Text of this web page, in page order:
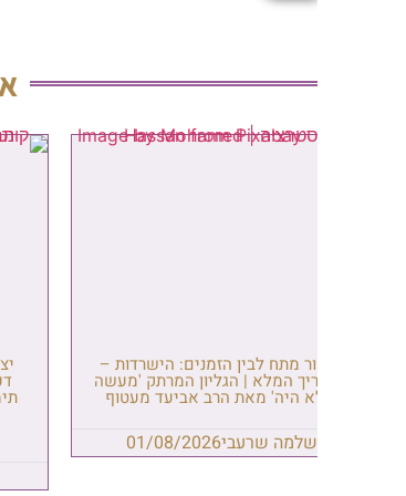
אולי
מתח לבין הזמנים: הישרדות –
המלא | הגליון המרתק 'מעשה
היה' מאת הרב אביעד מעטוף
שלמה שרעבי01/08/2026
יצא לאור:
דעת' – הדרכה
תימן,
התורה
שלמה